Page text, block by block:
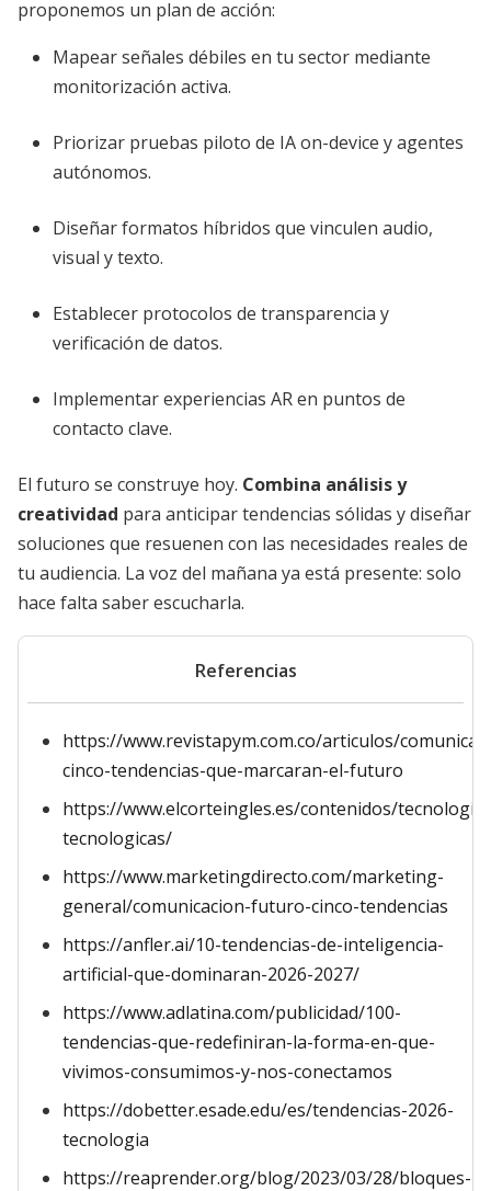
proponemos un plan de acción:
Mapear señales débiles en tu sector mediante
monitorización activa.
Priorizar pruebas piloto de IA on-device y agentes
autónomos.
Diseñar formatos híbridos que vinculen audio,
visual y texto.
Establecer protocolos de transparencia y
verificación de datos.
Implementar experiencias AR en puntos de
contacto clave.
El futuro se construye hoy. Combina análisis y
creatividad para anticipar tendencias sólidas y diseñar
soluciones que resuenen con las necesidades reales de
tu audiencia. La voz del mañana ya está presente: solo
hace falta saber escucharla.
Referencias
https://www.revistapym.com.co/articulos/
cinco-tendencias-que-marcaran-el-futuro
https://www.elcorteingles.es/contenidos/
tecnologicas/
https://www.marketingdirecto.com/marketing-
general/comunicacion-futuro-cinco-tendencias
https://anfler.ai/10-tendencias-de-inteligencia-
artificial-que-dominaran-2026-2027/
https://www.adlatina.com/publicidad/100-
tendencias-que-redefiniran-la-forma-en-que-
vivimos-consumimos-y-nos-conectamos
https://dobetter.esade.edu/es/tendencias-2026-
tecnologia
https://reaprender.org/blog/2023/03/28/bloques-